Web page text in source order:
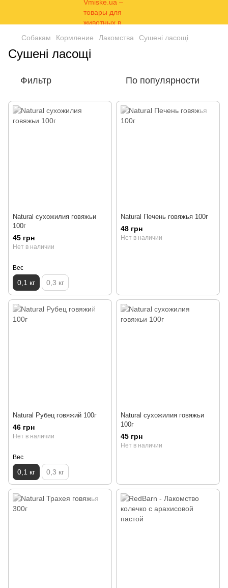
Собакам Кормление Лакомства Сушені ласощі
Сушені ласощі
Фильтр По популярности
Natural сухожилия говяжьи
100г
45 грн
Нет в наличии
Вес
0,1 кг 0,3 кг
Natural Печень говяжья 100г
48 грн
Нет в наличии
Natural Рубец говяжий 100г
46 грн
Нет в наличии
Вес
0,1 кг 0,3 кг
Natural сухожилия говяжьи
100г
45 грн
Нет в наличии